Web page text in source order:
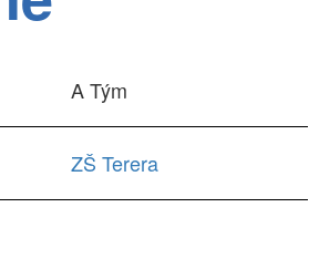
A Tým
ZŠ Terera